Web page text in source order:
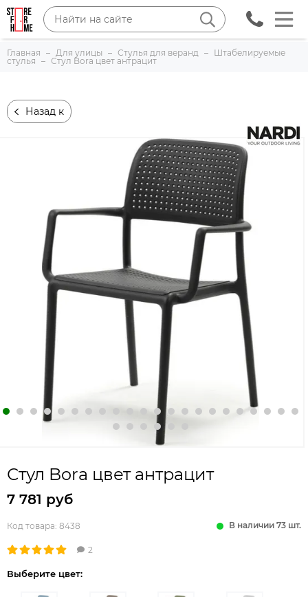
Главная Для улицы Стулья для веранд
Штабелируемые
стулья
Стул Bora цвет антрацит
Назад к
Стул Bora цвет антрацит
7 781 руб
Код товара: 8438 В наличии 73 шт.
2
Выберите цвет: